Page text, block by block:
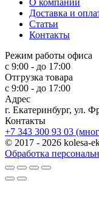
Доставка и
Статьи
Контакты
Режим работы офиса
с 9:00 - до 17:00
Отгрузка товара
с 9:00 - до 17:00
Адрес
г. Екатеринбург, ул.
Контакты
+7 343 300 93 03
© 2017 - 2026 kolesa-
Обработка